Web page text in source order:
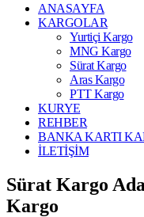
ANASAYFA
KARGOLAR
Yurtiçi Kargo
MNG Kargo
Sürat Kargo
Aras Kargo
PTT Kargo
KURYE
REHBER
BANKA KARTI
İLETİŞİM
Sürat Kargo
Kargo